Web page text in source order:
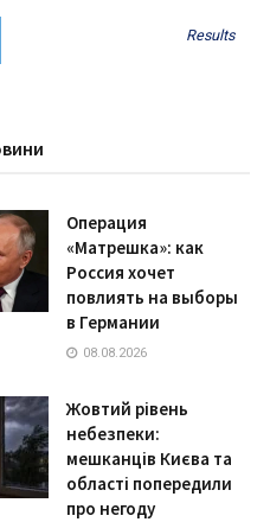
Results
Операция
«Матрешка»: как
Россия хочет
повлиять на выборы
в Германии
08.08.2026
Жовтий рівень
небезпеки:
мешканців Києва та
області попередили
про негоду